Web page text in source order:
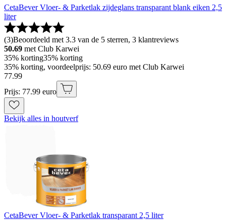
CetaBever Vloer- & Parketlak zijdeglans transparant blank eiken 2,5
liter
(3)Beoordeeld met 3.3 van de 5 sterren, 3 klantreviews
50.69 met Club Karwei
35% korting35% korting
35% korting, voordeelprijs: 50.69 euro met Club Karwei
77.99
Prijs: 77.99 euro
Bekijk alles in houtverf
CetaBever Vloer- & Parketlak transparant 2,5 liter